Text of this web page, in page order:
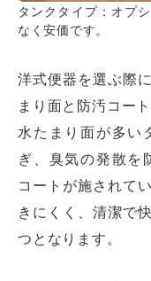
タンクタイプ：オプ
なく安価です。
洋式便器を選ぶ際
まり面と防汚コート
水たまり面が多い
ぎ、臭気の発散を
コートが施されて
きにくく、清潔で
つとなります。